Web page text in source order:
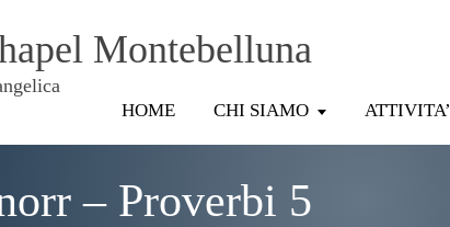
Montebelluna
HOME CHI SIAMO ATTIVITA’
– Proverbi 5